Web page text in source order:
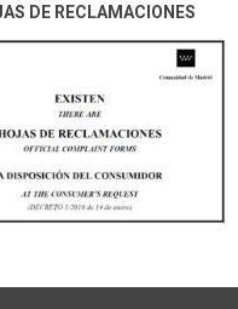
DE RECLAMACIONES